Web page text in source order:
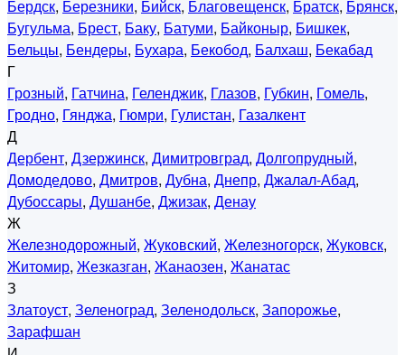
Бердск, Березники, Бийск, Благовещенск, Братск, Брянск,
Бугульма, Брест, Баку, Батуми, Байконыр, Бишкек,
Бельцы, Бендеры, Бухара, Бекобод, Балхаш, Бекабад
Г
Грозный, Гатчина, Геленджик, Глазов, Губкин, Гомель,
Гродно, Гянджа, Гюмри, Гулистан, Газалкент
Д
Дербент, Дзержинск, Димитровград, Долгопрудный,
Домодедово, Дмитров, Дубна, Днепр, Джалал-Абад,
Дубоссары, Душанбе, Джизак, Денау
Ж
Железнодорожный, Жуковский, Железногорск, Жуковск,
Житомир, Жезказган, Жанаозен, Жанатас
З
Златоуст, Зеленоград, Зеленодольск, Запорожье,
Зарафшан